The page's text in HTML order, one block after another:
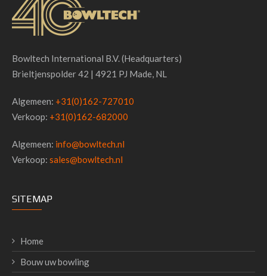
Bowltech International B.V. (Headquarters)
Brieltjenspolder 42 | 4921 PJ Made, NL
Algemeen: +31(0)162-727010
Verkoop: +31(0)162-682000
Algemeen: info@bowltech.nl
Verkoop: sales@bowltech.nl
SITEMAP
Home
Bouw uw bowling